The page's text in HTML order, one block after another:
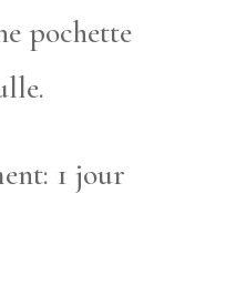
pochette
1 jour